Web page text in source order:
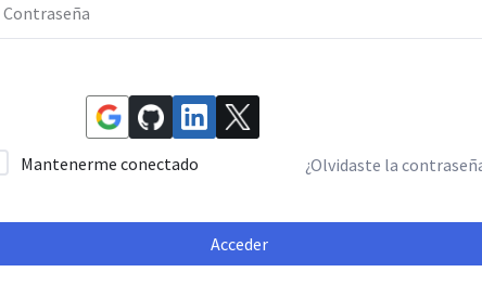
Mantenerme conectado ¿Olvidaste la
Acceder